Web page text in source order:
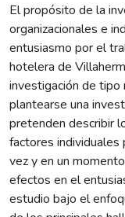
El propósito de la
organizacionales e
entusiasmo por el
hotelera de
investigación de tipo
plantearse una
pretenden describir
factores individuales
vez y en un
efectos en el
estudio bajo el